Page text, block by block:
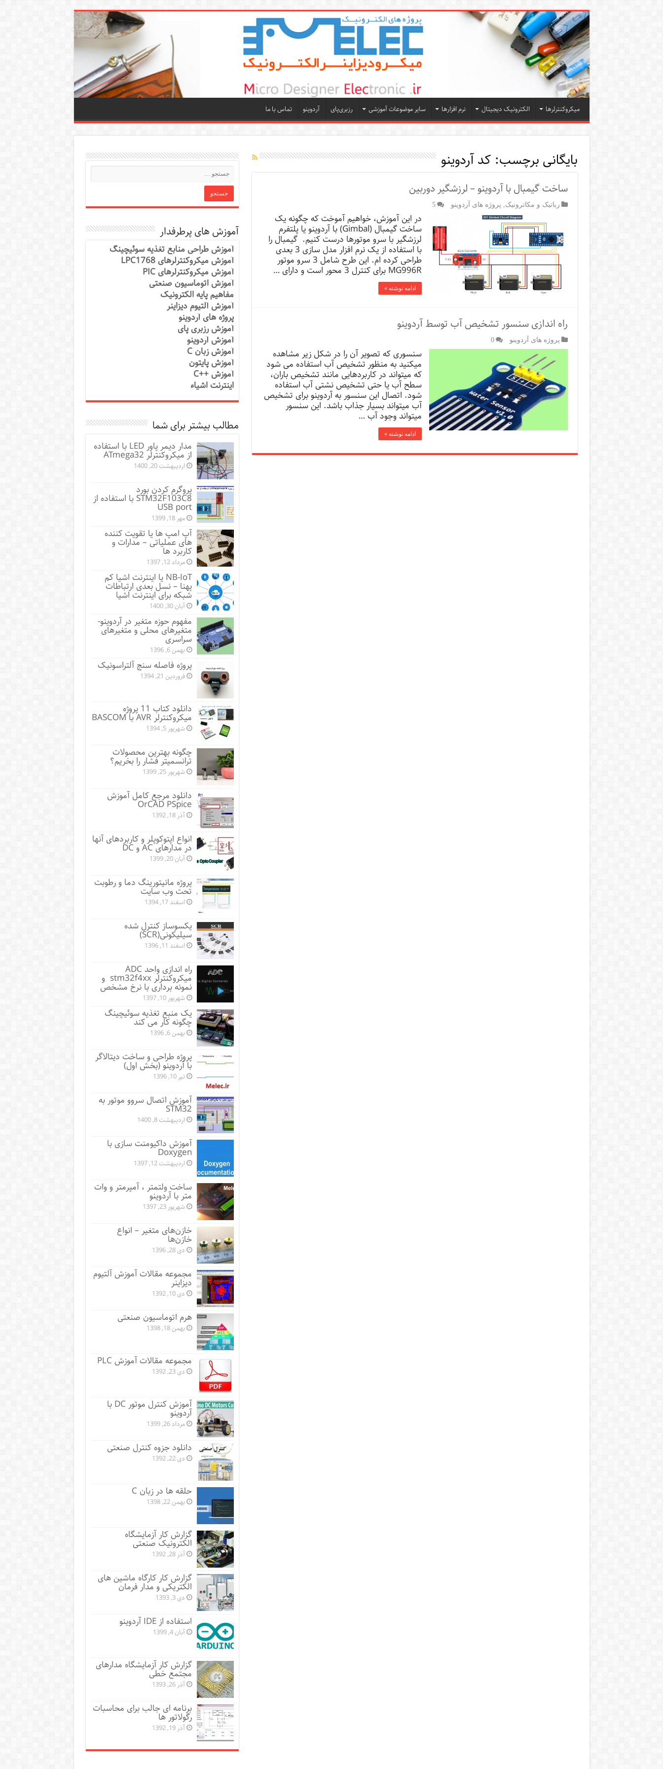
میکروکنترلرها الکترونیک دیجیتال نرم افزارها سایر موضوعات آموزشی رزبری‌پای آردوینو تماس با ما
بایگانی برچسب: کد آردوینو
ساخت گیمبال با آردوینو – لرزشگیر دوربین
رباتیک و مکاترونیک پروژه های آردوینو 5
در این آموزش، خواهیم آموخت که چگونه یک
ساخت گیمبال (Gimbal) با آردوینو یا پلتفرم
لرزشگیر با سرو موتورها درست کنیم. گیمبال را
با استفاده از یک نرم افزار مدل سازی 3 بعدی
طراحی کرده ام. این طرح شامل 3 سرو موتور
MG996R برای کنترل 3 محور است و دارای …
ادامه نوشته »
راه اندازی سنسور تشخیص آب توسط آردوینو
پروژه های آردوینو 0
سنسوری که تصویر آن را در شکل زیر مشاهده
میکنید به منظور تشخیص آب استفاده می شود
که میتواند در کاربردهایی مانند تشخیص باران،
سطح آب یا حتی تشخیص نشتی آب استفاده
شود. اتصال این سنسور به آردوینو برای تشخیص
آب میتواند بسیار جذاب باشد. این سنسور
میتواند وجود آب …
ادامه نوشته »
آموزش های پرطرفدار
آموزش طراحی منابع تغذیه سوئیچینگ
آموزش میکروکنترلرهای LPC1768
آموزش میکروکنترلرهای PIC
آموزش اتوماسیون صنعتی
مفاهیم پایه الکترونیک
آموزش آلتیوم دیزاینر
پروژه های آردوینو
آموزش رزبری پای
آموزش آردوینو
آموزش زبان C
آموزش پایتون
آموزش ++C
اینترنت اشیاء
مطالب بیشتر برای شما
مدار دیمر پاور LED با استفاده
از میکروکنترلر ATmega32
اردیبهشت 20, 1400
پروگرم کردن بورد
STM32F103C8 با استفاده از
USB port
مهر 18, 1399
آپ امپ ها یا تقویت کننده
های عملیاتی – مدارات و
کاربرد ها
مرداد 12, 1397
NB-IoT یا اینترنت اشیا کم
پهنا – نسل بعدی ارتباطات
شبکه برای اینترنت اشیا
آبان 30, 1400
مفهوم حوزه متغیر در آردوینو-
متغیرهای محلی و متغیرهای
سراسری
بهمن 6, 1396
پروژه فاصله سنج آلتراسونیک
فروردین 21, 1394
دانلود کتاب 11 پروژه
میکروکنترلر AVR با BASCOM
شهریور 5, 1394
چگونه بهترین محصولات
ترانسمیتر فشار را بخریم؟
شهریور 25, 1399
دانلود مرجع کامل آموزش
OrCAD PSpice
آذر 18, 1392
انواع اپتوکوپلر و کاربردهای آنها
در مدارهای AC و DC
آبان 20, 1399
پروژه مانيتورينگ دما و رطوبت
تحت وب سایت
اسفند 17, 1394
یکسوساز کنترل شده
سیلیکونی(SCR)
اسفند 11, 1396
راه اندازی واحد ADC
میکروکنترلر stm32f4xx و
نمونه برداری با نرخ مشخص
شهریور 10, 1397
یک منبع تغذیه سوئیچینگ
چگونه کار می کند
بهمن 6, 1396
پروژه طراحی و ساخت دیتالاگر
با آردوینو (بخش اول)
تیر 10, 1396
آموزش اتصال سروو موتور به
STM32
اردیبهشت 8, 1400
آموزش داکیومنت سازی با
Doxygen
اردیبهشت 12, 1397
ساخت ولتمتر ، آمپرمتر و وات
متر با آردوینو
شهریور 23, 1397
خازن‌های متغیر – انواع
خازن‌ها
دی 28, 1396
مجموعه مقالات آموزش آلتیوم
دیزاینر
دی 10, 1392
هرم اتوماسیون صنعتی
بهمن 18, 1398
مجموعه مقالات آموزش PLC
دی 23, 1392
آموزش کنترل موتور DC با
آردوینو
مرداد 26, 1399
دانلود جزوه کنترل صنعتی
دی 22, 1392
حلقه ها در زبان C
بهمن 22, 1398
گزارش کار آزمایشگاه
الکترونیک صنعتی
آذر 28, 1392
گزارش کار کارگاه ماشین های
الکتریکی و مدار فرمان
دی 3, 1393
استفاده از IDE آردوینو
آبان 4, 1399
گزارش کار آزمایشگاه مدارهای
مجتمع خطی
آذر 26, 1393
برنامه ای جالب برای محاسبات
رگولاتور ها
آذر 19, 1392